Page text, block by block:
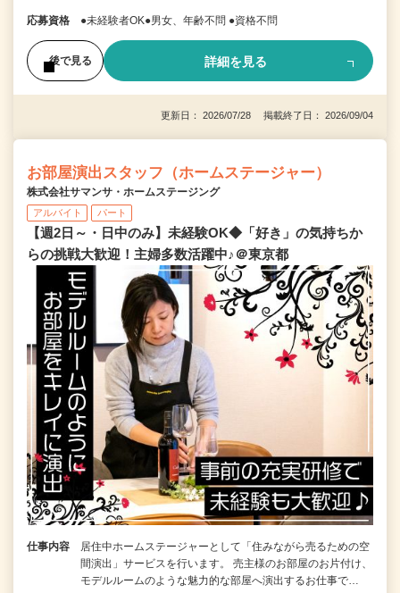
応募資格 ●未経験者OK●男女、年齢不問 ●資格不問
後で見る 詳細を見る
更新日： 2026/07/28 掲載終了日： 2026/09/04
お部屋演出スタッフ（ホームステージャー）
株式会社サマンサ・ホームステージング
アルバイト パート
【週2日～・日中のみ】未経験OK◆「好き」の気持ちか
らの挑戦大歓迎！主婦多数活躍中♪＠東京都
仕事内容
居住中ホームステージャーとして「住みながら売るための空
間演出」サービスを行います。 売主様のお部屋のお片付け、
モデルルームのような魅力的な部屋へ演出するお仕事で…